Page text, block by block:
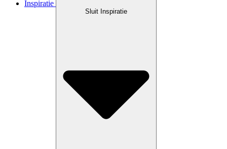
Inspiratie
Sluit Inspiratie